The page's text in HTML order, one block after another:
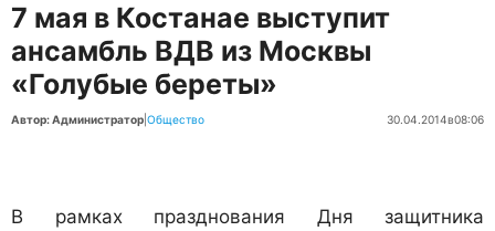
7 мая в Костанае выступит
ансамбль ВДВ из Москвы
«Голубые береты»
Автор: Администратор Общество 30.04.2014в08:06
В рамках празднования Дня защитника